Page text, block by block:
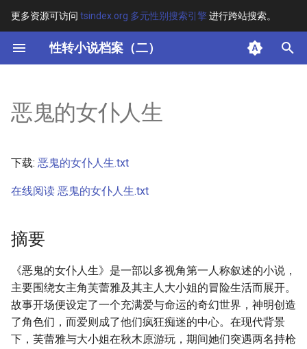
更多资源可访问 tsindex.org 多元性别搜索引擎进行跨站搜索。
性转小说档案（二）
键
开
搜
索
其他信息
正文
恶鬼的女仆人生
下载: 恶鬼的女仆人生.txt
在线阅读 恶鬼的女仆人生.txt
摘要
《恶鬼的女仆人生》是一部以多视角第一人称叙述的小说，
主要围绕女主角芙蕾雅及其主人大小姐的冒险生活而展开。
故事开场便设定了一个充满爱与命运的奇幻世界，神明创造
了角色们，而爱则成了他们疯狂痴迷的中心。在现代背景
下，芙蕾雅与大小姐在秋木原游玩，期间她们突遇两名持枪